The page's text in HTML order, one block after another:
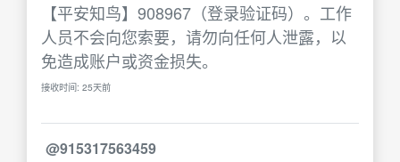
【平安知鸟】908967（登录验证码）。工作
人员不会向您索要，请勿向任何人泄露，以
免造成账户或资金损失。
接收时间: 25天前
@915317563459